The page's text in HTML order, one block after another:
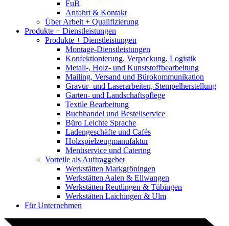
FuB
Anfahrt & Kontakt
Über Arbeit + Qualifizierung
Produkte + Dienstleistungen
Produkte + Dienstleistungen
Montage-Dienstleistungen
Konfektionierung, Verpackung, Logistik
Metall-, Holz- und Kunststoffbearbeitung
Mailing, Versand und Bürokommunikation
Gravur- und Laserarbeiten, Stempelherstellung
Garten- und Landschaftspflege
Textile Bearbeitung
Buchhandel und Bestellservice
Büro Leichte Sprache
Ladengeschäfte und Cafés
Holzspielzeugmanufaktur
Menüservice und Catering
Vorteile als Auftraggeber
Werkstätten Markgröningen
Werkstätten Aalen & Ellwangen
Werkstätten Reutlingen & Tübingen
Werkstätten Laichingen & Ulm
Für Unternehmen